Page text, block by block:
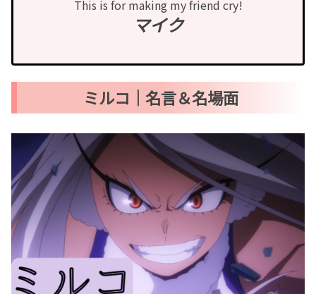
This is for making my friend cry!
マイク
ミルコ｜名言＆名場面